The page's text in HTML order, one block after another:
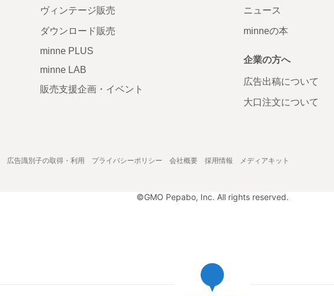
ヴィンテージ販売
ダウンロード販売
minne PLUS
minne LAB
販売支援企画・イベント
ニュース
minneの本
企業の方へ
広告出稿について
大口注文について
広告識別子の取得・利用 プライバシーポリシー 会社概要 採用情報 メディアキット
©GMO Pepabo, Inc. All rights reserved.